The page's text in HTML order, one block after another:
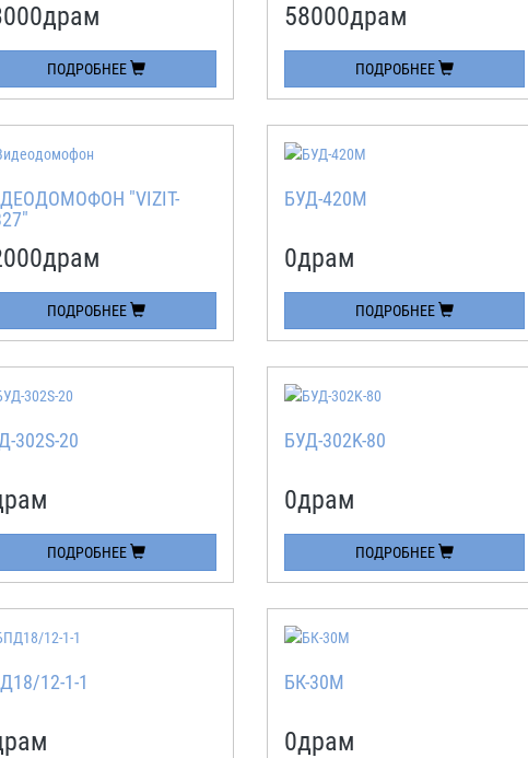
драм
ПОДРОБНЕЕ
58000драм
ПОДРОБНЕЕ
"VIZIT-
драм
ПОДРОБНЕЕ
БУД-420М
0драм
ПОДРОБНЕЕ
302S-20
ПОДРОБНЕЕ
БУД-302K-80
0драм
ПОДРОБНЕЕ
12-1-1 БК-30М
0драм